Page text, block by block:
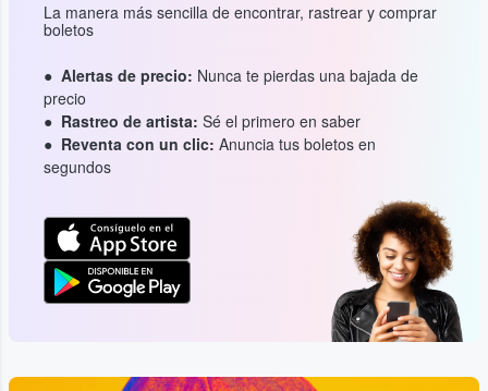
La manera más sencilla de encontrar, rastrear y comprar
boletos
Alertas de precio: Nunca te pierdas una bajada de
precio
Rastreo de artista: Sé el primero en saber
Reventa con un clic: Anuncia tus boletos en
segundos